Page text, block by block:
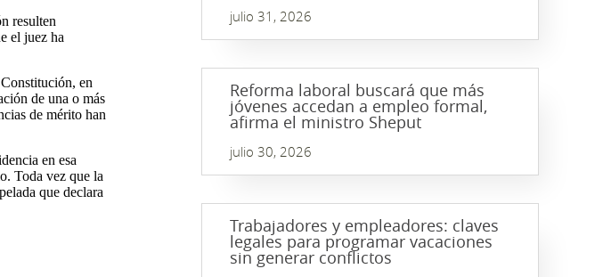
resulten
el juez ha
en
de una o más
de mérito han
en esa
Toda vez que la
que declara
julio 31, 2026
Reforma laboral buscará que más
jóvenes accedan a empleo formal,
afirma el ministro Sheput
julio 30, 2026
Trabajadores y empleadores: claves
legales para programar vacaciones
sin generar conflictos